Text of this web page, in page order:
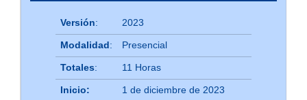
Versión: 2023
Modalidad: Presencial
Totales: 11 Horas
Inicio: 1 de diciembre de 2023